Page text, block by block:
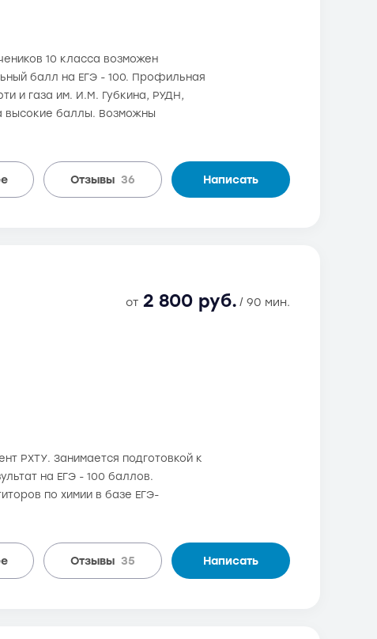
10 класса возможен
балл на ЕГЭ - 100. Профильная
и газа им. И.М. Губкина, РУДН,
высокие баллы. Возможны
Отзывы 36 Написать
от 2 800 руб. / 90 мин.
РХТУ. Занимается подготовкой к
на ЕГЭ - 100 баллов.
по химии в базе ЕГЭ-
Отзывы 35 Написать